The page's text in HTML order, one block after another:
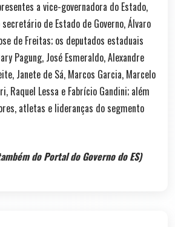
a vice-governadora do Estado,
de Estado de Governo, Álvaro
de Freitas; os deputados estaduais
Pagung, José Esmeraldo, Alexandre
Janete de Sá, Marcos Garcia, Marcelo
Raquel Lessa e Fabrício Gandini; além
atletas e lideranças do segmento
do Portal do Governo do ES)